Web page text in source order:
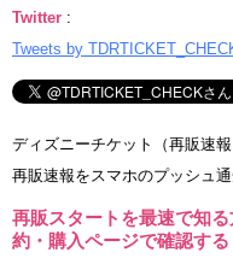
Twitter :
Tweets by
ディズニーチケット（再販速
再販速報をスマホのプッシュ
再販スタートを最速で知
約・購入ページで確認する